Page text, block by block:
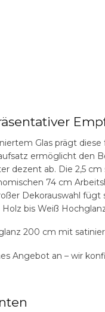
Glas prägt
ermöglicht den
dezent ab. Die 2,5
74 cm
Dekorauswahl
bis Weiß
Angebot an – wir